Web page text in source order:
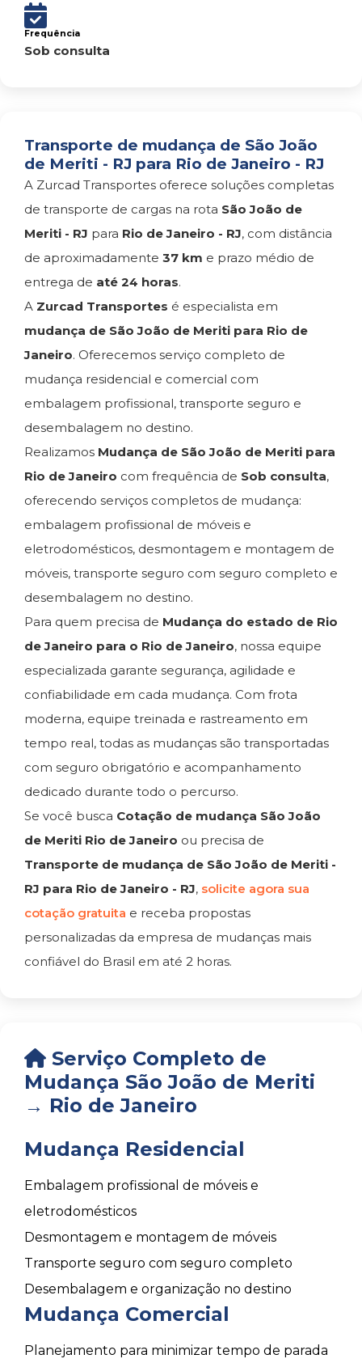
Frequência
Sob consulta
Transporte de mudança de São João
de Meriti - RJ para Rio de Janeiro - RJ
A Zurcad Transportes oferece soluções completas
de transporte de cargas na rota São João de
Meriti - RJ para Rio de Janeiro - RJ, com distância
de aproximadamente 37 km e prazo médio de
entrega de até 24 horas.
A Zurcad Transportes é especialista em
mudança de São João de Meriti para Rio de
Janeiro. Oferecemos serviço completo de
mudança residencial e comercial com
embalagem profissional, transporte seguro e
desembalagem no destino.
Realizamos Mudança de São João de Meriti para
Rio de Janeiro com frequência de Sob consulta,
oferecendo serviços completos de mudança:
embalagem profissional de móveis e
eletrodomésticos, desmontagem e montagem de
móveis, transporte seguro com seguro completo e
desembalagem no destino.
Para quem precisa de Mudança do estado de Rio
de Janeiro para o Rio de Janeiro, nossa equipe
especializada garante segurança, agilidade e
confiabilidade em cada mudança. Com frota
moderna, equipe treinada e rastreamento em
tempo real, todas as mudanças são transportadas
com seguro obrigatório e acompanhamento
dedicado durante todo o percurso.
Se você busca Cotação de mudança São João
de Meriti Rio de Janeiro ou precisa de
Transporte de mudança de São João de Meriti -
RJ para Rio de Janeiro - RJ, solicite agora sua
cotação gratuita e receba propostas
personalizadas da empresa de mudanças mais
confiável do Brasil em até 2 horas.
Serviço Completo de
Mudança São João de Meriti
→ Rio de Janeiro
Mudança Residencial
Embalagem profissional de móveis e
eletrodomésticos
Desmontagem e montagem de móveis
Transporte seguro com seguro completo
Desembalagem e organização no destino
Mudança Comercial
Planejamento para minimizar tempo de parada